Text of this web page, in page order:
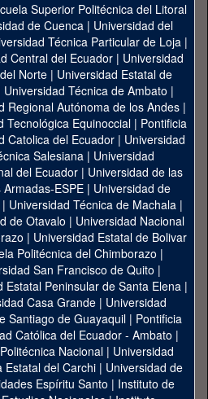
Superior Politécnica del Litoral
de Cuenca| Universidad del
Técnica Particular de Loja|
Central del Ecuador| Universidad
Norte | Universidad Estatal de
Universidad Técnica de Ambato |
Regional Autónoma de los Andes|
Tecnológica Equinoccial| Pontificia
Catolica del Ecuador | Universidad
Salesiana | Universidad
del Ecuador | Universidad de las
Armadas-ESPE | Universidad de
Universidad Técnica de Machala|
de Otavalo | Universidad Nacional
| Universidad Estatal de Bolivar
Politécnica del Chimborazo |
San Francisco de Quito |
Estatal Peninsular de Santa Elena|
Casa Grande | Universidad
Santiago de Guayaquil| Pontificia
Católica del Ecuador - Ambato |
Nacional| Universidad
Estatal del Carchi| Universidad de
Espíritu Santo | Instituto de